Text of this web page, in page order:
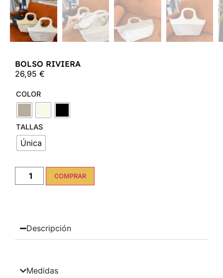
BOLSO RIVIERA
26,95 €
COLOR
TALLAS
Única
COMPRAR
Descripción
Medidas